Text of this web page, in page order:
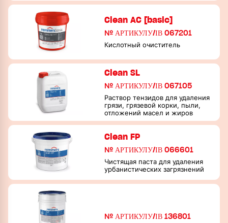
Clean AC [basic]
№ АРТИКУЛУ/ІВ 067201
Кислотный очиститель
Clean SL
№ АРТИКУЛУ/ІВ 067105
Раствор тензидов для удаления
грязи, грязевой корки, пыли,
отложений масел и жиров
Clean FP
№ АРТИКУЛУ/ІВ 066601
Чистящая паста для удаления
урбанистических загрязнений
№ АРТИКУЛУ/ІВ 136801